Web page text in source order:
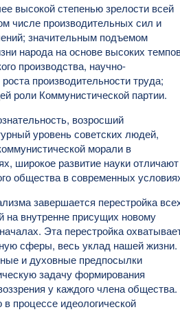
высокой степенью зрелости всей
числе производительных сил и
значительным подъемом
народа на основе высоких
производства, научно-
производительности труда;
роли Коммунистической партии.
возросший
уровень советских людей,
морали в
широкое развитие науки отличают
общества в современных
завершается перестройка
внутренне присущих новому
Эта перестройка
сферы, весь уклад нашей жизни.
и духовные предпосылки
задачу формирования
у каждого члена общества.
процессе идеологической